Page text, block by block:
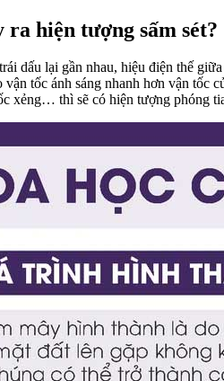
ra hiện tượng sấm sét?
dấu lại gần nhau, hiệu điện thế
vận tốc ánh sáng nhanh hơn vận
xẻng… thì sẽ có hiện tượng phóng